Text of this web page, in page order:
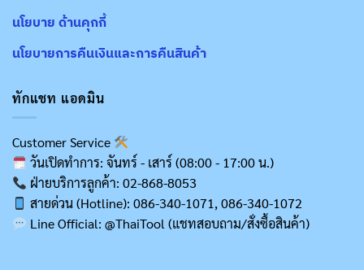
นโยบาย ด้านคุกกี้
นโยบายการคืนเงินและการคืนสินค้า
ทักแชท แอดมิน
Customer Service
วันเปิดทำการ: จันทร์ - เสาร์ (08:00 - 17:00 น.)
ฝ่ายบริการลูกค้า: 02-868-8053
สายด่วน (Hotline): 086-340-1071, 086-340-1072
Line Official: @ThaiTool (แชทสอบถาม/สั่งซื้อสินค้า)